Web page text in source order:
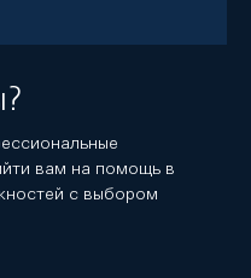
вам на помощь в
с выбором